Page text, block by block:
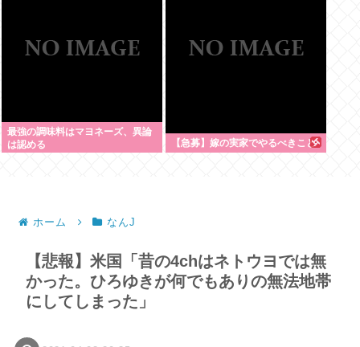
最強の調味料はマヨネーズ、異論
は認める
【急募】嫁の実家でやるべきこと
ホーム なんJ
【悲報】米国「昔の4chはネトウヨでは無
かった。ひろゆきが何でもありの無法地帯
にしてしまった」